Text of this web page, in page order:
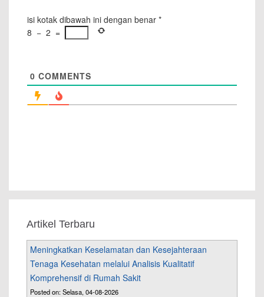
isi kotak dibawah ini dengan benar *
8 − 2 =
0 COMMENTS
Artikel Terbaru
Meningkatkan Keselamatan dan Kesejahteraan
Tenaga Kesehatan melalui Analisis Kualitatif
Komprehensif di Rumah Sakit
Posted on: Selasa, 04-08-2026